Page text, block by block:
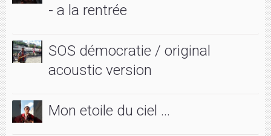
- a la rentrée
SOS démocratie / original
acoustic version
Mon etoile du ciel ...